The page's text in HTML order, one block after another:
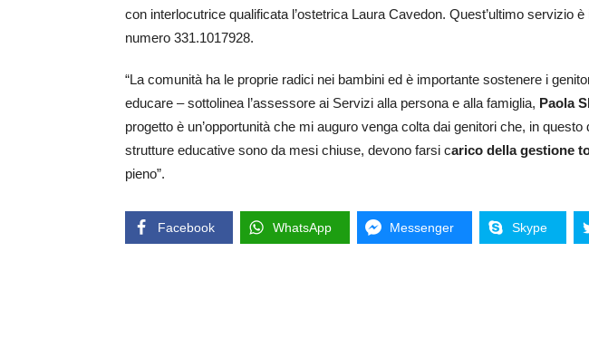
con interlocutrice qualificata l’ostetrica Laura Cavedon. Quest’ultimo servizio
numero 331.1017928.
“La comunità ha le proprie radici nei bambini ed è importante sostenere i
educare – sottolinea l’assessore ai Servizi alla persona e alla famiglia, Paola
progetto è un’opportunità che mi auguro venga colta dai genitori che, in
strutture educative sono da mesi chiuse, devono farsi carico della gestione
pieno”.
Facebook WhatsApp Messenger Skype